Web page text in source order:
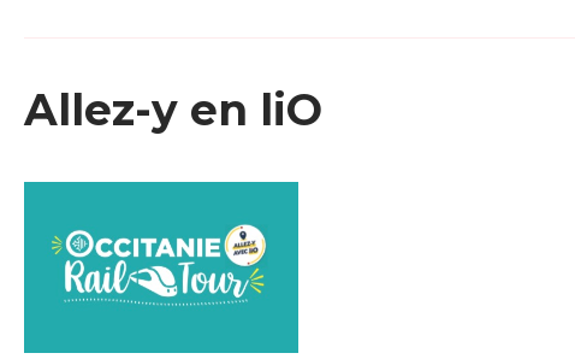
Allez-y en liO